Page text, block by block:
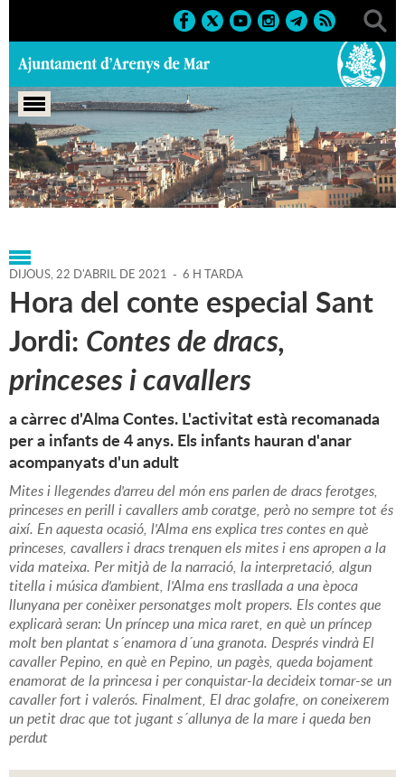
Portada > Agenda > 22-04-
2021 > Marcs > Culturals > 2021 > Activitats literàries
DIJOUS,22 D'ABRIL DE 2021 - 6 H TARDA
Hora del conte especial Sant
Jordi: Contes de dracs,
princeses i cavallers
a càrrec d'Alma Contes. L'activitat està recomanada
per a infants de 4 anys. Els infants hauran d'anar
acompanyats d'un adult
Mites i llegendes d'arreu del món ens parlen de dracs ferotges,
princeses en perill i cavallers amb coratge, però no sempre tot és
així. En aquesta ocasió, l'Alma ens explica tres contes en què
princeses, cavallers i dracs trenquen els mites i ens apropen a la
vida mateixa. Per mitjà de la narració, la interpretació, algun
titella i música d'ambient, l'Alma ens trasllada a una època
llunyana per conèixer personatges molt propers. Els contes que
explicarà seran: Un príncep una mica raret, en què un príncep
molt ben plantat s´enamora d´una granota. Després vindrà El
cavaller Pepino, en què en Pepino, un pagès, queda bojament
enamorat de la princesa i per conquistar-la decideix tornar-se un
cavaller fort i valerós. Finalment, El drac golafre, on coneixerem
un petit drac que tot jugant s´allunya de la mare i queda ben
perdut